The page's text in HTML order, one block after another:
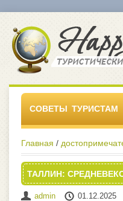
СОВЕТЫ ТУРИСТАМ
Главная /
ТАЛЛИН:
admin 01.12.2025